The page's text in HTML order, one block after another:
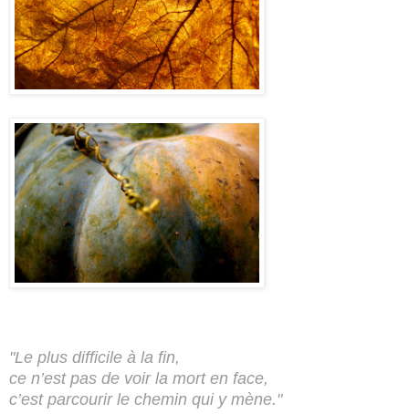
"Le plus difficile à la fin,
ce n’est pas de voir la mort en face,
c’est parcourir le chemin qui y mène."